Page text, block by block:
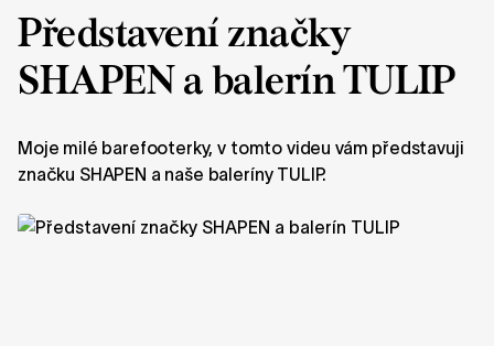
Představení značky
SHAPEN a balerín TULIP
Moje milé barefooterky, v tomto videu vám představuji
značku SHAPEN a naše baleríny TULIP.